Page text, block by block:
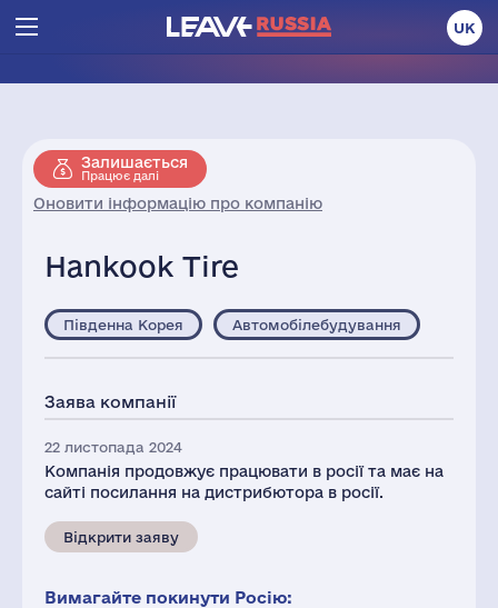
UK
Залишається
Працює далі
Оновити інформацію про компанію
Hankook Tire
Південна Корея Автомобілебудування
Заява компанії
22 листопада 2024
Компанія продовжує працювати в росії та має на
сайті посилання на дистрибютора в росії.
Відкрити заяву
Вимагайте покинути Росію: